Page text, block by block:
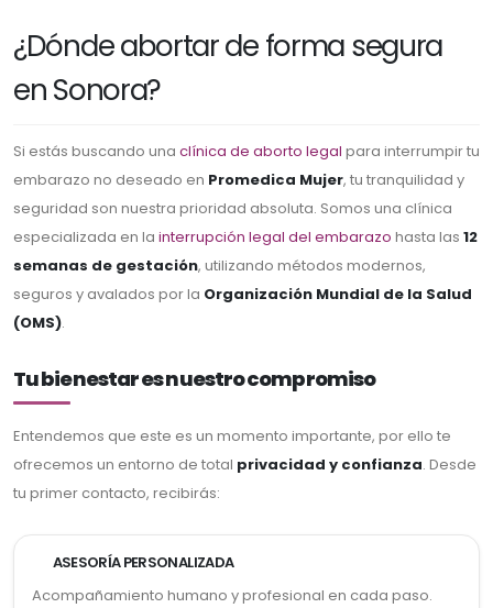
¿Dónde abortar de forma segura
en Sonora?
Si estás buscando una clínica de aborto legal para interrumpir tu
embarazo no deseado en Promedica Mujer, tu tranquilidad y
seguridad son nuestra prioridad absoluta. Somos una clínica
especializada en la interrupción legal del embarazo hasta las 12
semanas de gestación, utilizando métodos modernos,
seguros y avalados por la Organización Mundial de la Salud
(OMS).
Tu bienestar es nuestro compromiso
Entendemos que este es un momento importante, por ello te
ofrecemos un entorno de total privacidad y confianza. Desde
tu primer contacto, recibirás:
ASESORÍA PERSONALIZADA
Acompañamiento humano y profesional en cada paso.